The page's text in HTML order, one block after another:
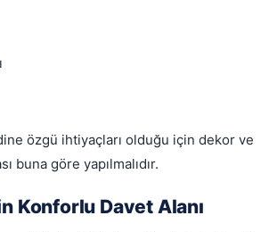
özgü ihtiyaçları olduğu için dekor ve
buna göre yapılmalıdır.
Konforlu Davet Alanı